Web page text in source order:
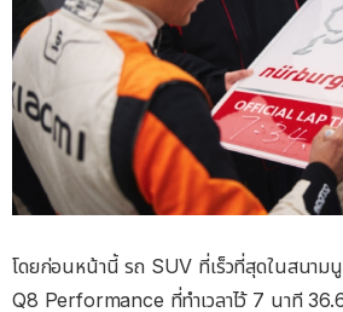
โดยก่อนหน้านี้ รถ SUV ที่เร็วที่สุดในสนาม
Q8 Performance ที่ทำเวลาไว้ 7 นาที